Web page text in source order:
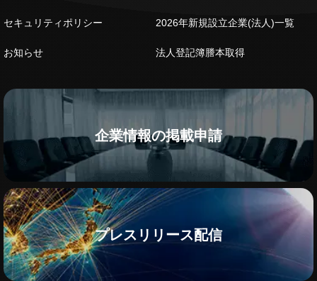
セキュリティポリシー
お知らせ
2026年新規設立企業(法人)一覧
法人登記簿謄本取得
企業情報の掲載申請
プレスリリース配信